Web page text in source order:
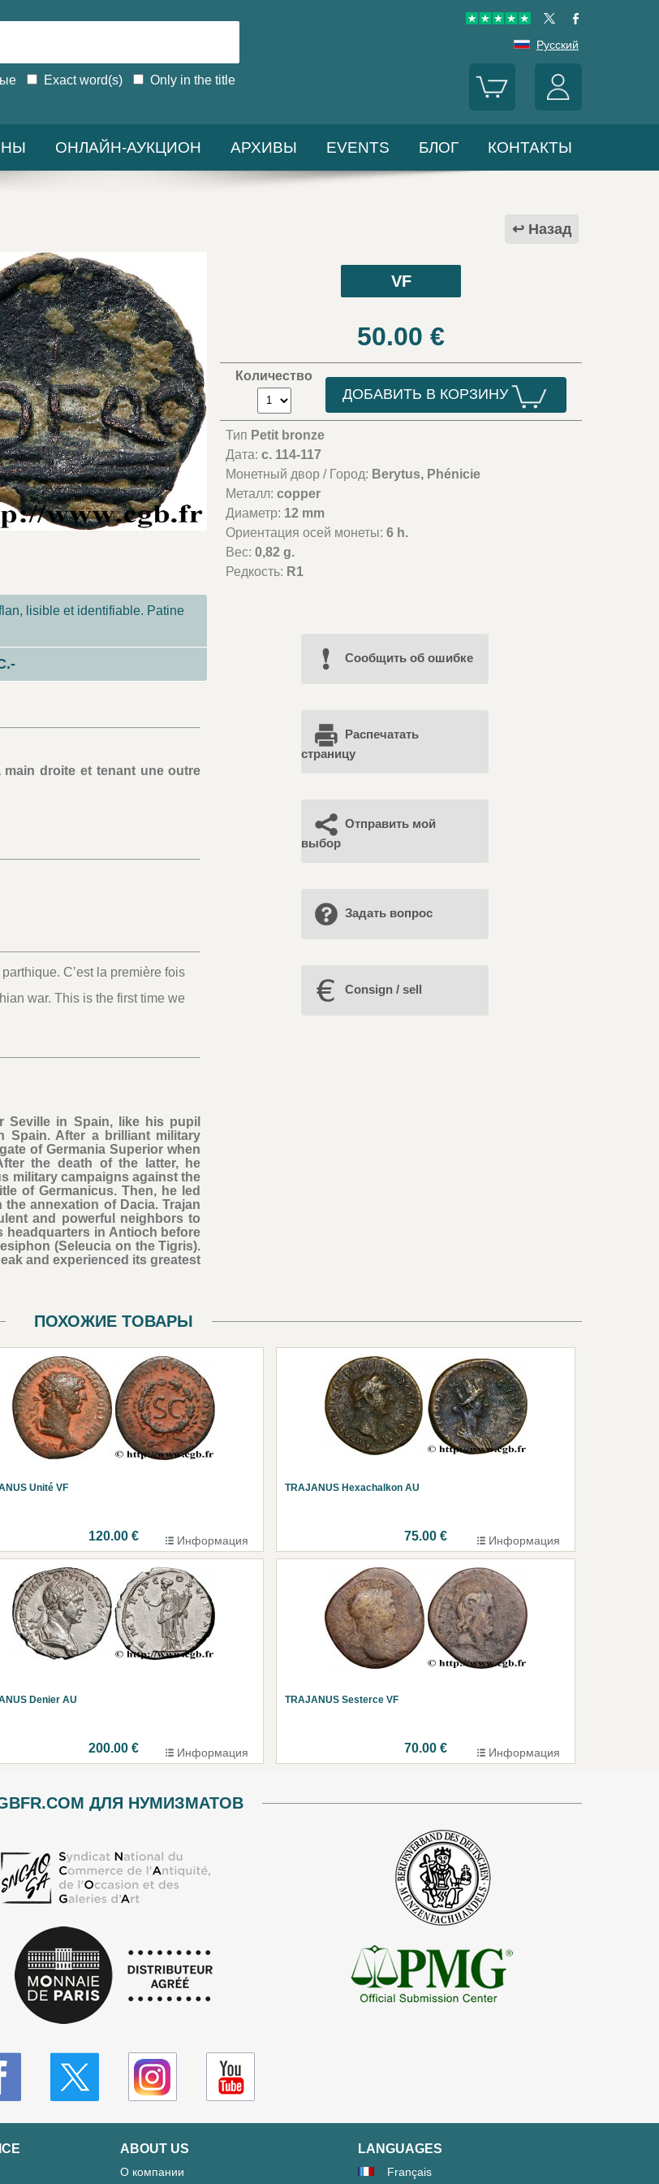
Exact word(s) Only in the title
Русский
ОНЛАЙН-АУКЦИОН АРХИВЫ EVENTS БЛОГ КОНТАКТЫ
Назад
VF
50.00 €
Количество
ДОБАВИТЬ В КОРЗИНУ
Тип Petit bronze
Дата:c. 114-117
Монетный двор / Город: Berytus, Phénicie
Металл:copper
Диаметр: 12 mm
Ориентация осей монеты:6 h.
Вес:0,82 g.
Редкость: R1
lisible et identifiable. Patine
main droite et tenant une outre
C’est la première fois
war. This is the first time we
Seville in Spain, like his pupil
Spain. After a brilliant military
of Germania Superior when
the death of the latter, he
military campaigns against the
of Germanicus. Then, he led
annexation of Dacia. Trajan
and powerful neighbors to
headquarters in Antioch before
(Seleucia on the Tigris).
and experienced its greatest
Cообщить об ошибке
Распечатать
страницу
Отправить мой
выбор
Задать вопрос
Consign / sell
ПОХОЖИЕ ТОВАРЫ
Unité VF
120.00 € Информация
TRAJANUS Hexachalkon AU
75.00 € Информация
Denier AU
200.00 € Информация
TRAJANUS Sesterce VF
70.00 € Информация
ДЛЯ НУМИЗМАТОВ
ABOUT US
О компании
LANGUAGES
Français